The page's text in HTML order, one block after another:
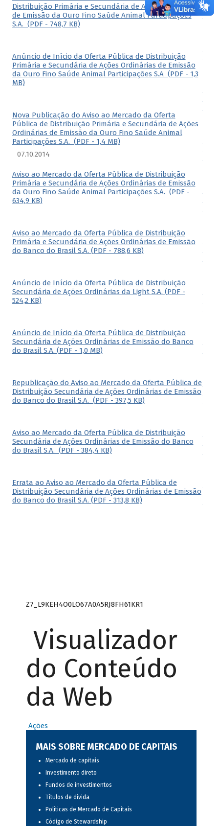
Z7_L9KEH4O0LO67A0A5RJ8FH61KR1
Visualizador
do Conteúdo
da Web
Ações
MAIS SOBRE MERCADO DE CAPITAIS
Mercado de capitais
Investimento direto
Fundos de investimentos
Títulos de dívida
Políticas de Mercado de Capitais
Código de Stewardship